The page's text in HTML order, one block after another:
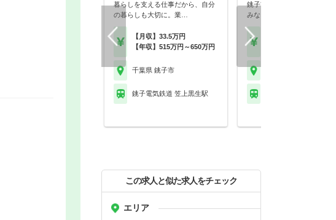
暮らしを支える仕事だから、自分
の暮らしも大切に。業…
【月収】33.5万円
【年収】515万円～650万円
千葉県 銚子市
銚子電気鉄道 笠上黒生駅
銚子市にある漢方薬局です！
みなど柔軟に相談いた…
この求人と似た求人をチェック
エリア